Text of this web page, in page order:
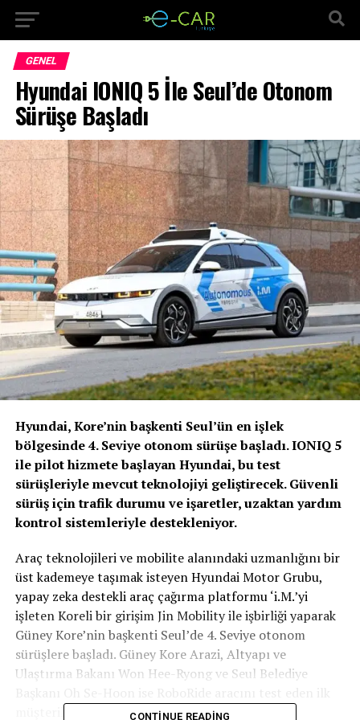
GENEL
Hyundai IONIQ 5 İle Seul’de Otonom
Sürüşe Başladı
Hyundai, Kore’nin başkenti Seul’ün en işlek
bölgesinde 4. Seviye otonom sürüşe başladı. IONIQ 5
ile pilot hizmete başlayan Hyundai, bu test
sürüşleriyle mevcut teknolojiyi geliştirecek. Güvenli
sürüş için trafik durumu ve işaretler, uzaktan yardım
kontrol sistemleriyle destekleniyor.
Araç teknolojileri ve mobilite alanındaki uzmanlığını bir
üst kademeye taşımak isteyen Hyundai Motor Grubu,
yapay zeka destekli araç çağırma platformu ‘i.M.’yi
işleten Koreli bir girişim Jin Mobility ile işbirliği yaparak
Güney Kore’nin başkenti Seul’de 4. Seviye otonom
sürüşlere başladı. Güney Kore Arazi, Altyapı ve
Ulaştırma Bakanı Won Hee-Ryong ve Seul Belediye
CONTINUE READING